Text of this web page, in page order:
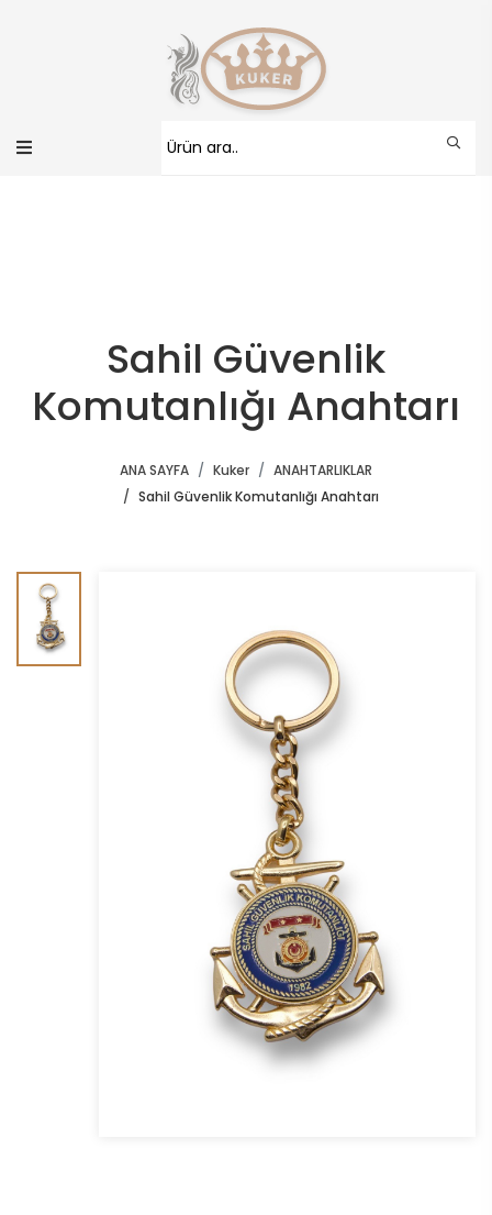
Sahil Güvenlik
Komutanlığı Anahtarı
ANA SAYFA Kuker
ANAHTARLIKLAR
Sahil Güvenlik Komutanlığı Anahtarı